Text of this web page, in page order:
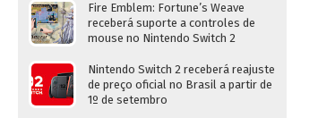
Fire Emblem: Fortune’s Weave
receberá suporte a controles de
mouse no Nintendo Switch 2
Nintendo Switch 2 receberá reajuste
de preço oficial no Brasil a partir de
1º de setembro